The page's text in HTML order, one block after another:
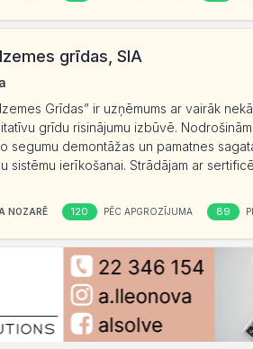
grīdas, SIA
Grīdas” ir uzņēmums ar vairāk
grīdu risinājumu izbūvē.
segumu demontāžas un pamatnes
sistēmu ierīkošanai. Strādājam ar
NOZARĒ 120 PĒC APGROZĪJUMA 89